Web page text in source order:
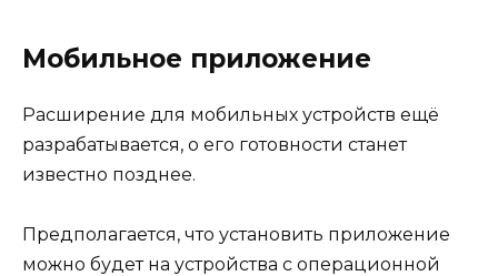
Мобильное приложение
Расширение для мобильных устройств ещё
разрабатывается, о его готовности станет
известно позднее.
Предполагается, что установить приложение
можно будет на устройства с операционной